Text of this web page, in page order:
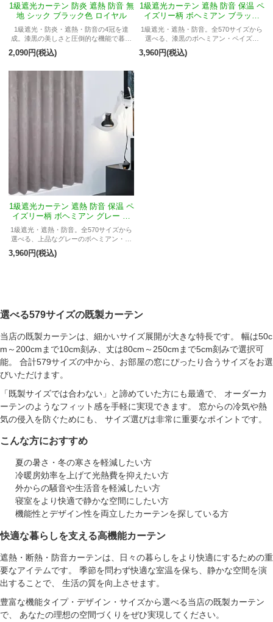
1級遮光カーテン 防炎 遮熱 防音 無
地 シック ブラック色 ロイヤル
1級遮光・防炎・遮熱・防音の4冠を達
成。漆黒の美しさと圧倒的な機能で暮ら
2,090円(税込)
1級遮光カーテン 遮熱 防音 保温 ペ
イズリー柄 ボヘミアン ブラック
＜カシミール＞
1級遮光・遮熱・防音。全570サイズから
選べる、漆黒のボヘミアン・ペイズリ
3,960円(税込)
1級遮光カーテン 遮熱 防音 保温 ペ
イズリー柄 ボヘミアン グレー ＜
カシミール＞
1級遮光・遮熱・防音。全570サイズから
選べる、上品なグレーのボヘミアン・ペ
3,960円(税込)
選べる579サイズの既製カーテン
当店の既製カーテンは、細かいサイズ展開が大きな特長です。 幅は50c
m～200cmまで10cm刻み、丈は80cm～250cmまで5cm刻みで選択可
能。 合計579サイズの中から、お部屋の窓にぴったり合うサイズをお選
びいただけます。
「既製サイズでは合わない」と諦めていた方にも最適で、 オーダーカ
ーテンのようなフィット感を手軽に実現できます。 窓からの冷気や熱
気の侵入を防ぐためにも、 サイズ選びは非常に重要なポイントです。
こんな方におすすめ
夏の暑さ・冬の寒さを軽減したい方
冷暖房効率を上げて光熱費を抑えたい方
外からの騒音や生活音を軽減したい方
寝室をより快適で静かな空間にしたい方
機能性とデザイン性を両立したカーテンを探している方
快適な暮らしを支える高機能カーテン
遮熱・断熱・防音カーテンは、日々の暮らしをより快適にするための重
要なアイテムです。 季節を問わず快適な室温を保ち、静かな空間を演
出することで、 生活の質を向上させます。
豊富な機能タイプ・デザイン・サイズから選べる当店の既製カーテン
で、 あなたの理想の空間づくりをぜひ実現してください。